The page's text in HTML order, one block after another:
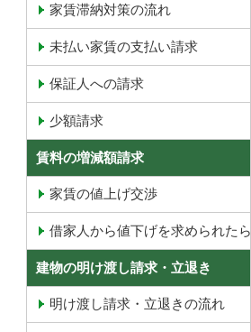
家賃滞納対策の流れ
未払い家賃の支払い請求
保証人への請求
少額請求
賃料の増減額請求
家賃の値上げ交渉
借家人から値下げを求められたら
建物の明け渡し請求・立退き
明け渡し請求・立退きの流れ